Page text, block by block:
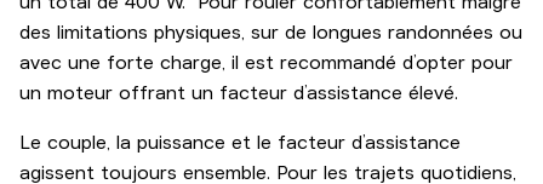
des limitations physiques, sur de longues randonnées ou
avec une forte charge, il est recommandé d’opter pour
un moteur offrant un facteur d’assistance élevé.
Le couple, la puissance et le facteur d’assistance
agissent toujours ensemble. Pour les trajets quotidiens,